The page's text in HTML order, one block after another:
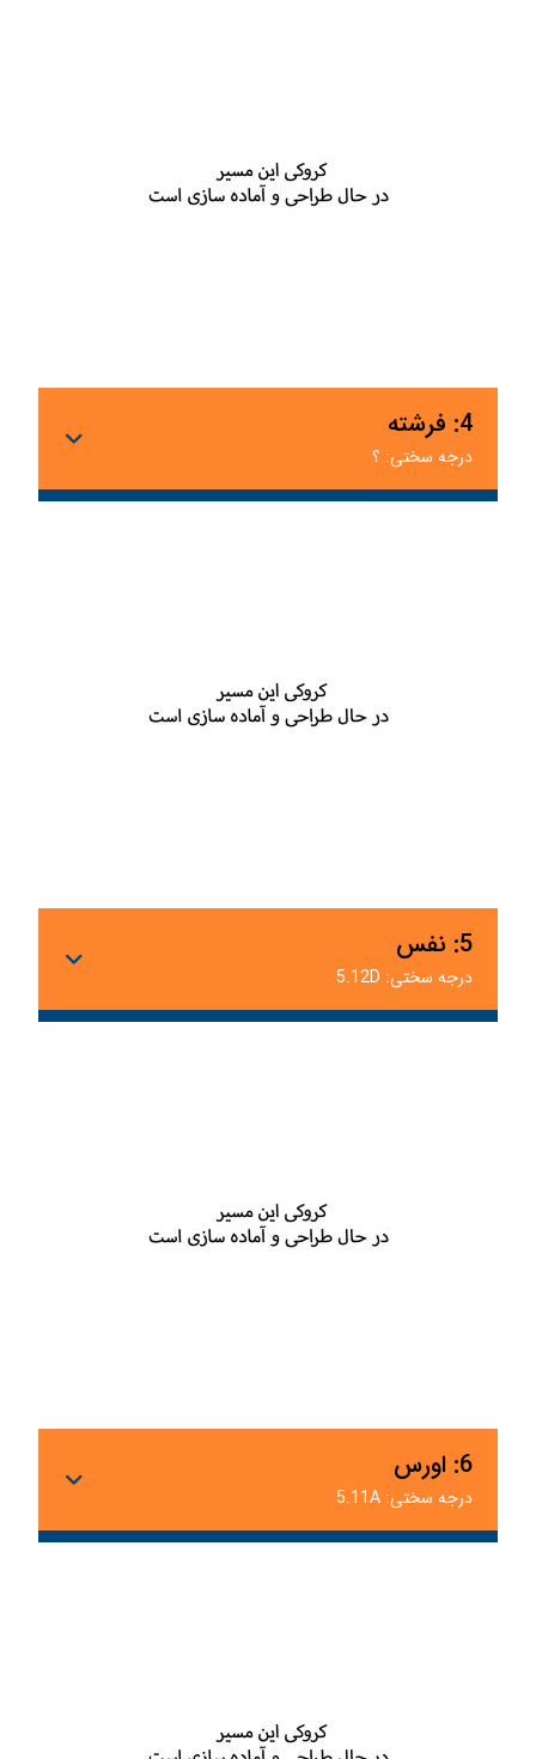
4: فرشته
درجه سختی: ؟
5: نفس
درجه سختی: 5.12D
6: اورس
درجه سختی: 5.11A